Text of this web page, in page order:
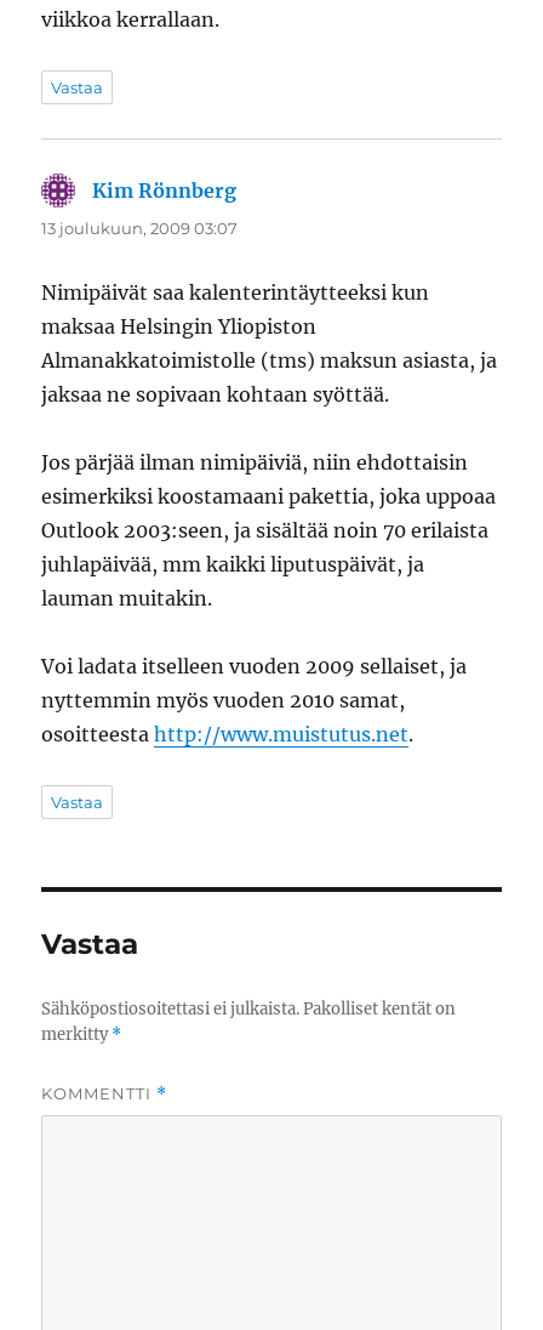
viikkoa kerrallaan.
Vastaa
Kim Rönnberg
13 joulukuun, 2009 03:07
Nimipäivät saa kalenterintäytteeksi kun
maksaa Helsingin Yliopiston
Almanakkatoimistolle (tms) maksun asiasta, ja
jaksaa ne sopivaan kohtaan syöttää.
Jos pärjää ilman nimipäiviä, niin ehdottaisin
esimerkiksi koostamaani pakettia, joka uppoaa
Outlook 2003:seen, ja sisältää noin 70 erilaista
juhlapäivää, mm kaikki liputuspäivät, ja
lauman muitakin.
Voi ladata itselleen vuoden 2009 sellaiset, ja
nyttemmin myös vuoden 2010 samat,
osoitteestahttp://www.muistutus.net.
Vastaa
Vastaa
Sähköpostiosoitettasi ei julkaista. Pakolliset kentät on
merkitty*
KOMMENTTI *